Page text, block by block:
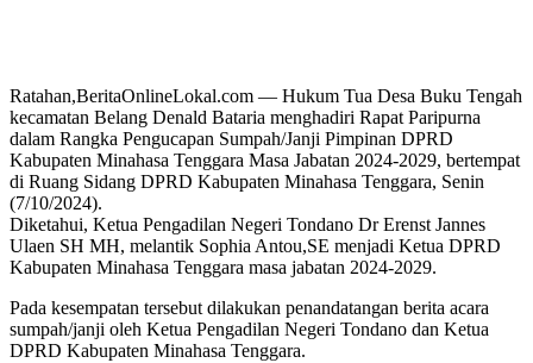
Ratahan,BeritaOnlineLokal.com — Hukum Tua Desa Buku Tengah
kecamatan Belang Denald Bataria menghadiri Rapat Paripurna
dalam Rangka Pengucapan Sumpah/Janji Pimpinan DPRD
Kabupaten Minahasa Tenggara Masa Jabatan 2024-2029, bertempat
di Ruang Sidang DPRD Kabupaten Minahasa Tenggara, Senin
(7/10/2024).
Diketahui, Ketua Pengadilan Negeri Tondano Dr Erenst Jannes
Ulaen SH MH, melantik Sophia Antou,SE menjadi Ketua DPRD
Kabupaten Minahasa Tenggara masa jabatan 2024-2029.
Pada kesempatan tersebut dilakukan penandatangan berita acara
sumpah/janji oleh Ketua Pengadilan Negeri Tondano dan Ketua
DPRD Kabupaten Minahasa Tenggara.